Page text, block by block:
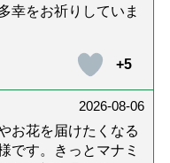
幸をお祈りしていま
+5
2026-08-06
お花を届けたくなる
です。きっとマナミ